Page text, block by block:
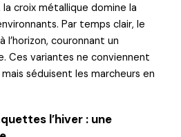
croix métallique domine la
Par temps clair, le
l’horizon, couronnant un
Ces variantes ne conviennent
séduisent les marcheurs en
l’hiver : une